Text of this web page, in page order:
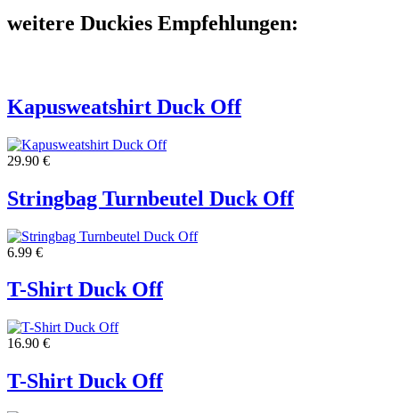
weitere Duckies Empfehlungen:
Kapusweatshirt Duck Off
29.90 €
Stringbag Turnbeutel Duck Off
6.99 €
T-Shirt Duck Off
16.90 €
T-Shirt Duck Off